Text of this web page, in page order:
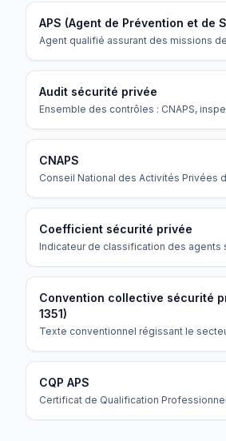
APS (Agent de Prévention et de
Agent qualifié assurant des missions
Audit sécurité privée
Ensemble des contrôles : CNAPS,
CNAPS
Conseil National des Activités Privées
Coefficient sécurité privée
Indicateur de classification des agents
Convention collective sécurité
1351)
Texte conventionnel régissant le
CQP APS
Certificat de Qualification